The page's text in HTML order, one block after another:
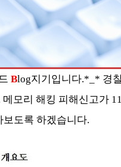
Blog지기입니다.*_* 경
모리 해킹 피해신고가
도록 하겠습니다.